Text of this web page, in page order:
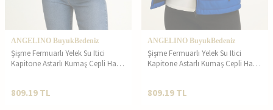
ANGELINO BuyukBedeniz
Şişme Fermuarlı Yelek Su Itici
Kapitone Astarlı Kumaş Cepli Hafif
809.19 TL
ANGELINO BuyukBedeniz
Şişme Fermuarlı Yelek Su Itici
Kapitone Astarlı Kumaş Cepli Hafif
809.19 TL